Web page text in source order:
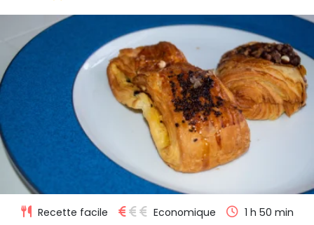
Connexion
Recette facile Economique
1 h 50 min